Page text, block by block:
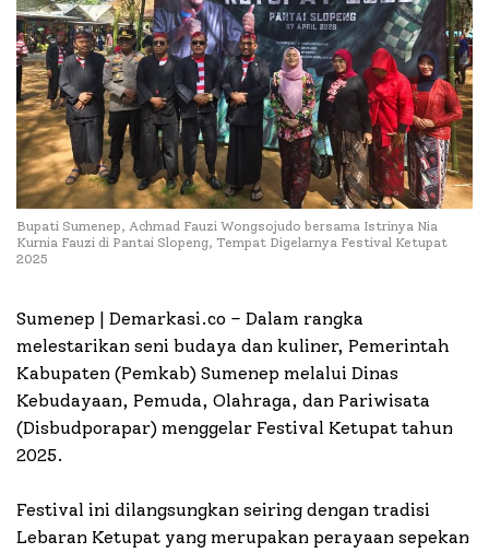
Bupati Sumenep, Achmad Fauzi Wongsojudo bersama Istrinya Nia
Kurnia Fauzi di Pantai Slopeng, Tempat Digelarnya Festival Ketupat
2025
Sumenep | Demarkasi.co – Dalam rangka
melestarikan seni budaya dan kuliner, Pemerintah
Kabupaten (Pemkab) Sumenep melalui Dinas
Kebudayaan, Pemuda, Olahraga, dan Pariwisata
(Disbudporapar) menggelar Festival Ketupat tahun
2025.
Festival ini dilangsungkan seiring dengan tradisi
Lebaran Ketupat yang merupakan perayaan sepekan